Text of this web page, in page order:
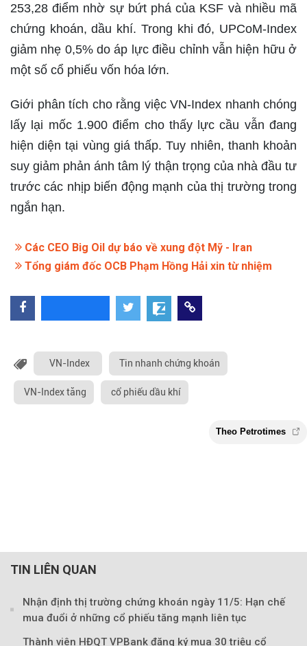
253,28 điểm nhờ sự bứt phá của KSF và nhiều mã
chứng khoán, dầu khí. Trong khi đó, UPCoM-Index
giảm nhẹ 0,5% do áp lực điều chỉnh vẫn hiện hữu ở
một số cổ phiếu vốn hóa lớn.
Giới phân tích cho rằng việc VN-Index nhanh chóng
lấy lại mốc 1.900 điểm cho thấy lực cầu vẫn đang
hiện diện tại vùng giá thấp. Tuy nhiên, thanh khoản
suy giảm phản ánh tâm lý thận trọng của nhà đầu tư
trước các nhịp biến động mạnh của thị trường trong
ngắn hạn.
Các CEO Big Oil dự báo về xung đột Mỹ - Iran
Tổng giám đốc OCB Phạm Hồng Hải xin từ nhiệm
VN-Index Tin nhanh chứng khoán
VN-Index tăng cổ phiếu dầu khí
TIN LIÊN QUAN
Nhận định thị trường chứng khoán ngày 11/5: Hạn chế
mua đuổi ở những cổ phiếu tăng mạnh liên tục
Thành viên HĐQT VPBank đăng ký mua 30 triệu cổ